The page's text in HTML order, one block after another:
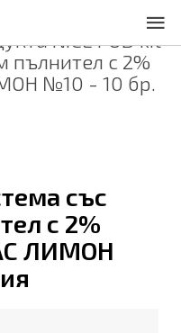
NICE POD kit
пълнител с 2%
№10 - 10 бр.
със
с 2%
ЛИМОН